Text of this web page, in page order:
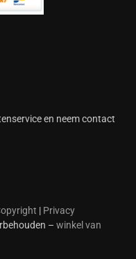
en neem contact
| Privacy
– winkel van